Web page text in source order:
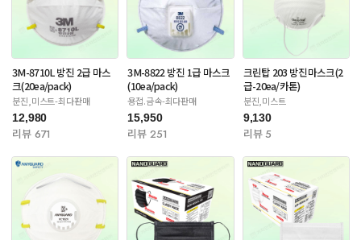
3M-8710L 방진 2급 마스
크(20ea/pack)
분진,미스트-최다판매
12,980
리뷰 671
3M-8822 방진 1급 마스크
(10ea/pack)
용접.금속-최다판매
15,950
리뷰 251
크린탑 203 방진마스크(2
급-20ea/카톤)
분진,미스트
9,130
리뷰 5